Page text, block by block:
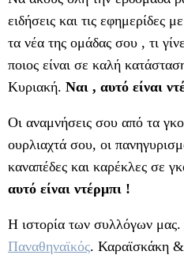
ειδήσεις και τις εφημερίδες
τα νέα της ομάδας σου , τι
ποιος είναι σε καλή
Κυριακή. Ναι , αυτό είναι
Οι αναμνήσεις σου από τα
ουρλιαχτά σου, οι
καναπέδες και καρέκλες σε
αυτό είναι ντέρμπι !
Η ιστορία των συλλόγων μας.
Παναθηναϊκός. Καραϊσκάκη